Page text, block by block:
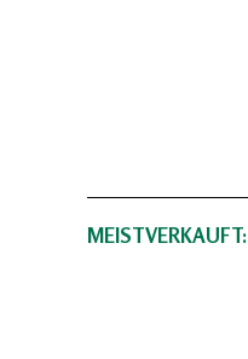
MEISTVERKAUFT: